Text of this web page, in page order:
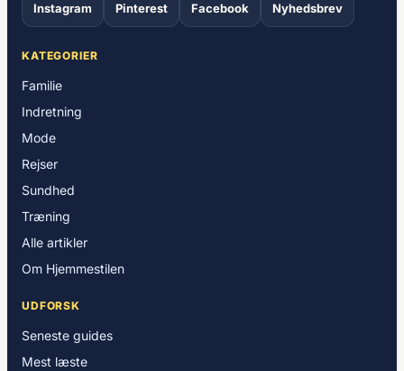
Instagram Pinterest Facebook Nyhedsbrev
KATEGORIER
Familie
Indretning
Mode
Rejser
Sundhed
Træning
Alle artikler
Om Hjemmestilen
UDFORSK
Seneste guides
Mest læste